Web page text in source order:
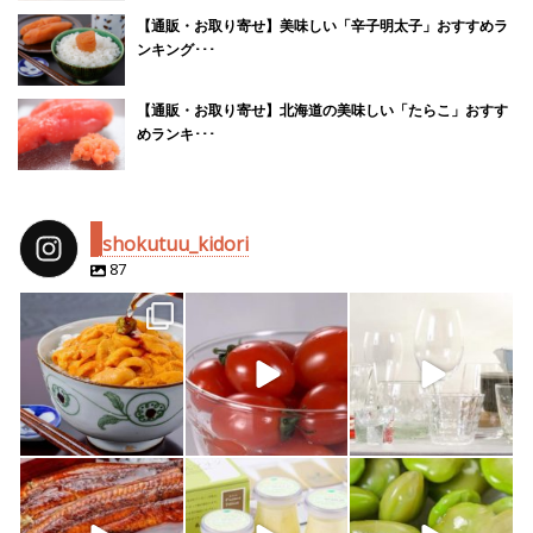
【通販・お取り寄せ】美味しい「辛子明太子」おすすめラ
ンキング･･･
【通販・お取り寄せ】北海道の美味しい「たらこ」おすす
めランキ･･･
shokutuu_kidori
87
shokutuu_kidori
4月 25 2月 14
shokutuu_kidori
2月 13
shokutuu_kidori shokutuu_kidori shokutuu_kidori